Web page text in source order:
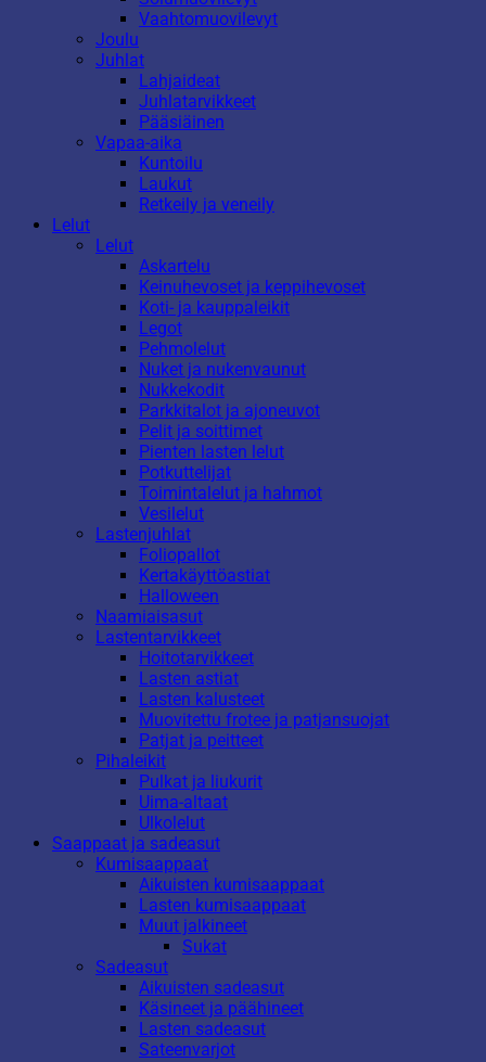
Vaahtomuovilevyt
Joulu
Juhlat
Lahjaideat
Juhlatarvikkeet
Pääsiäinen
Vapaa-aika
Kuntoilu
Laukut
Retkeily ja veneily
Lelut
Lelut
Askartelu
Keinuhevoset ja keppihevoset
Koti- ja kauppaleikit
Legot
Pehmolelut
Nuket ja nukenvaunut
Nukkekodit
Parkkitalot ja ajoneuvot
Pelit ja soittimet
Pienten lasten lelut
Potkuttelijat
Toimintalelut ja hahmot
Vesilelut
Lastenjuhlat
Foliopallot
Kertakäyttöastiat
Halloween
Naamiaisasut
Lastentarvikkeet
Hoitotarvikkeet
Lasten astiat
Lasten kalusteet
Muovitettu frotee ja patjansuojat
Patjat ja peitteet
Pihaleikit
Pulkat ja liukurit
Uima-altaat
Ulkolelut
Saappaat ja sadeasut
Kumisaappaat
Aikuisten kumisaappaat
Lasten kumisaappaat
Muut jalkineet
Sukat
Sadeasut
Aikuisten sadeasut
Käsineet ja päähineet
Lasten sadeasut
Sateenvarjot